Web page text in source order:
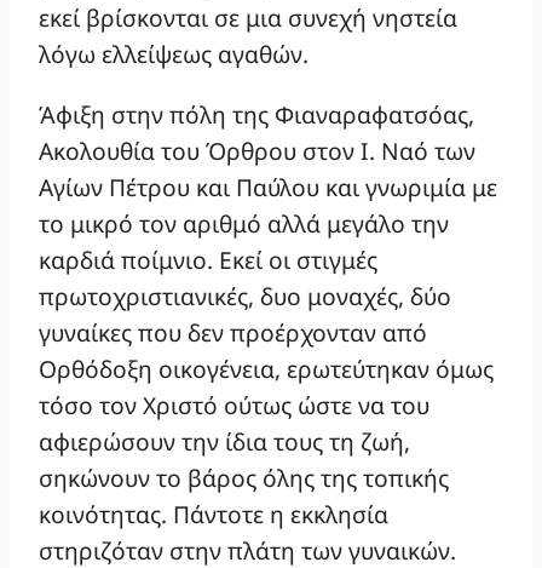
εκεί βρίσκονται σε μια συνεχή νηστεία
λόγω ελλείψεως αγαθών.
Άφιξη στην πόλη της Φιαναραφατσόας,
Ακολουθία του Όρθρου στον Ι. Ναό των
Αγίων Πέτρου και Παύλου και γνωριμία με
το μικρό τον αριθμό αλλά μεγάλο την
καρδιά ποίμνιο. Εκεί οι στιγμές
πρωτοχριστιανικές, δυο μοναχές, δύο
γυναίκες που δεν προέρχονταν από
Ορθόδοξη οικογένεια, ερωτεύτηκαν όμως
τόσο τον Χριστό ούτως ώστε να του
αφιερώσουν την ίδια τους τη ζωή,
σηκώνουν το βάρος όλης της τοπικής
κοινότητας. Πάντοτε η εκκλησία
στηριζόταν στην πλάτη των γυναικών.